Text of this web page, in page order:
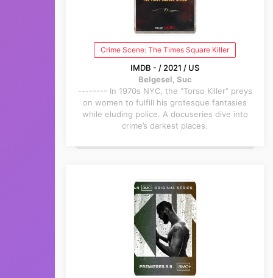
Crime Scene: The Times Square Killer
IMDB - / 2021 / US
Belgesel, Suc
-------- In 1970s NYC, the “Torso Killer” preys
on women to fulfill his grotesque fantasies
while eluding police. A docuseries dive into
crime’s darkest places.